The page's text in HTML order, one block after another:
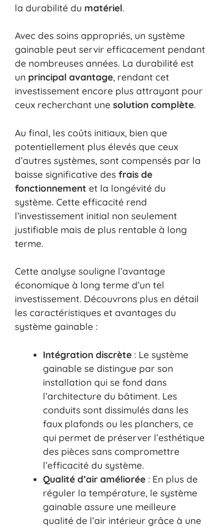
la durabilité du matériel.
Avec des soins appropriés, un système
gainable peut servir efficacement pendant
de nombreuses années. La durabilité est
un principal avantage, rendant cet
investissement encore plus attrayant pour
ceux recherchant une solution complète.
Au final, les coûts initiaux, bien que
potentiellement plus élevés que ceux
d’autres systèmes, sont compensés par la
baisse significative des frais de
fonctionnement et la longévité du
système. Cette efficacité rend
l’investissement initial non seulement
justifiable mais de plus rentable à long
terme.
Cette analyse souligne l’avantage
économique à long terme d’un tel
investissement. Découvrons plus en détail
les caractéristiques et avantages du
système gainable :
Intégration discrète : Le système
gainable se distingue par son
installation qui se fond dans
l’architecture du bâtiment. Les
conduits sont dissimulés dans les
faux plafonds ou les planchers, ce
qui permet de préserver l’esthétique
des pièces sans compromettre
l’efficacité du système.
Qualité d’air améliorée : En plus de
réguler la température, le système
gainable assure une meilleure
qualité de l’air intérieur grâce à une